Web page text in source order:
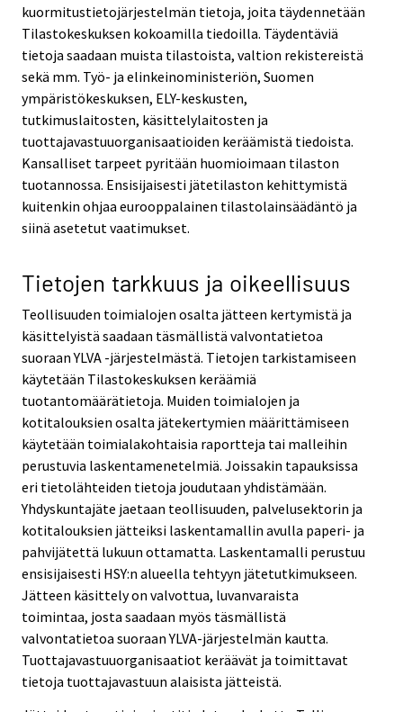
kuormitustietojärjestelmän tietoja, joita täydennetään
Tilastokeskuksen kokoamilla tiedoilla. Täydentäviä
tietoja saadaan muista tilastoista, valtion rekistereistä
sekä mm. Työ- ja elinkeinoministeriön, Suomen
ympäristökeskuksen, ELY-keskusten,
tutkimuslaitosten, käsittelylaitosten ja
tuottajavastuuorganisaatioiden keräämistä tiedoista.
Kansalliset tarpeet pyritään huomioimaan tilaston
tuotannossa. Ensisijaisesti jätetilaston kehittymistä
kuitenkin ohjaa eurooppalainen tilastolainsäädäntö ja
siinä asetetut vaatimukset.
Tietojen tarkkuus ja oikeellisuus
Teollisuuden toimialojen osalta jätteen kertymistä ja
käsittelyistä saadaan täsmällistä valvontatietoa
suoraan YLVA -järjestelmästä. Tietojen tarkistamiseen
käytetään Tilastokeskuksen keräämiä
tuotantomäärätietoja. Muiden toimialojen ja
kotitalouksien osalta jätekertymien määrittämiseen
käytetään toimialakohtaisia raportteja tai malleihin
perustuvia laskentamenetelmiä. Joissakin tapauksissa
eri tietolähteiden tietoja joudutaan yhdistämään.
Yhdyskuntajäte jaetaan teollisuuden, palvelusektorin ja
kotitalouksien jätteiksi laskentamallin avulla paperi- ja
pahvijätettä lukuun ottamatta. Laskentamalli perustuu
ensisijaisesti HSY:n alueella tehtyyn jätetutkimukseen.
Jätteen käsittely on valvottua, luvanvaraista
toimintaa, josta saadaan myös täsmällistä
valvontatietoa suoraan YLVA-järjestelmän kautta.
Tuottajavastuuorganisaatiot keräävät ja toimittavat
tietoja tuottajavastuun alaisista jätteistä.